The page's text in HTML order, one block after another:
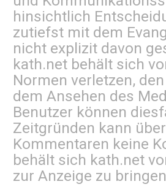
hinsichtlich
zutiefst mit dem
nicht explizit davon
kath.net behält sich
Normen verletzen,
dem Ansehen des
Benutzer können
Zeitgründen kann
Kommentaren keine
behält sich kath.net
zur Anzeige zu